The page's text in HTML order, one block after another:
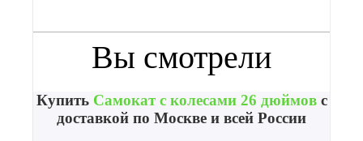
Вы смотрели
Купить Самокат с колесами 26 дюймовс
доставкой по Москве и всей России